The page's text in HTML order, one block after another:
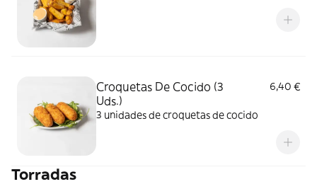
Croquetas De Cocido (3
Uds.)
6,40 €
3 unidades de croquetas de cocido
Torradas